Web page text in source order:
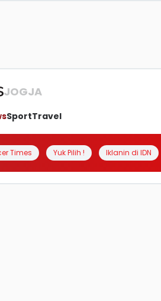
JOGJA
SportTravel
Times Yuk Pilih ! Iklanin di IDN